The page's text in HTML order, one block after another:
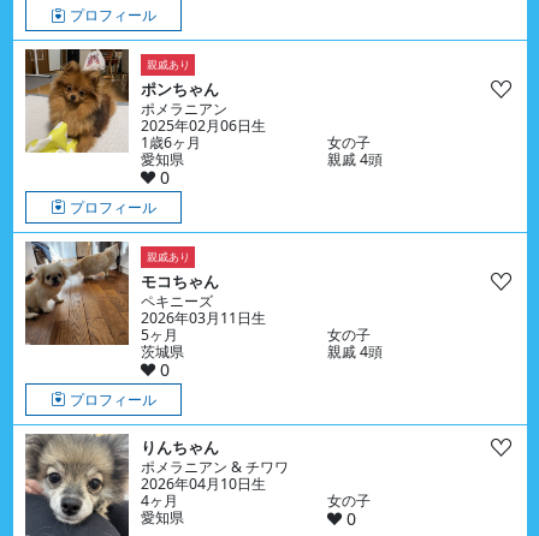
プロフィール
親戚あり
ポンちゃん
ポメラニアン
2025年02月06日生
1歳6ヶ月
女の子
愛知県
親戚 4頭
0
プロフィール
親戚あり
モコちゃん
ペキニーズ
2026年03月11日生
5ヶ月
女の子
茨城県
親戚 4頭
0
プロフィール
りんちゃん
ポメラニアン & チワワ
2026年04月10日生
4ヶ月
女の子
愛知県
0